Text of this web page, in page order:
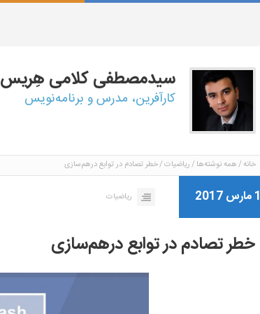
سیدمصطفیکلامی هِریس
کارآفرین، مدرس و برنامه‌نویس
خانه همه نوشته‌ها ریاضیات خطر تصادم در توابع درهم‌سازی
1 مارس 2017 ریاضیات
خطر تصادم در توابع درهم‌سازی